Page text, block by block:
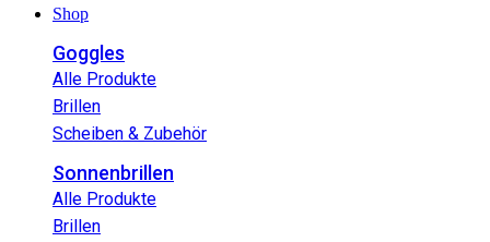
Shop
Goggles
Alle Produkte
Brillen
Scheiben & Zubehör
Sonnenbrillen
Alle Produkte
Brillen